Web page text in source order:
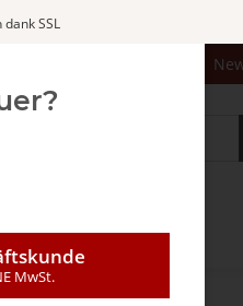
SSL
KAFFEE OPINUM
MwSt.